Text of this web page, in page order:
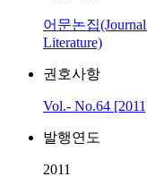
어문논집
Literature)
권호사항
Vol.- No.64
발행연도
2011